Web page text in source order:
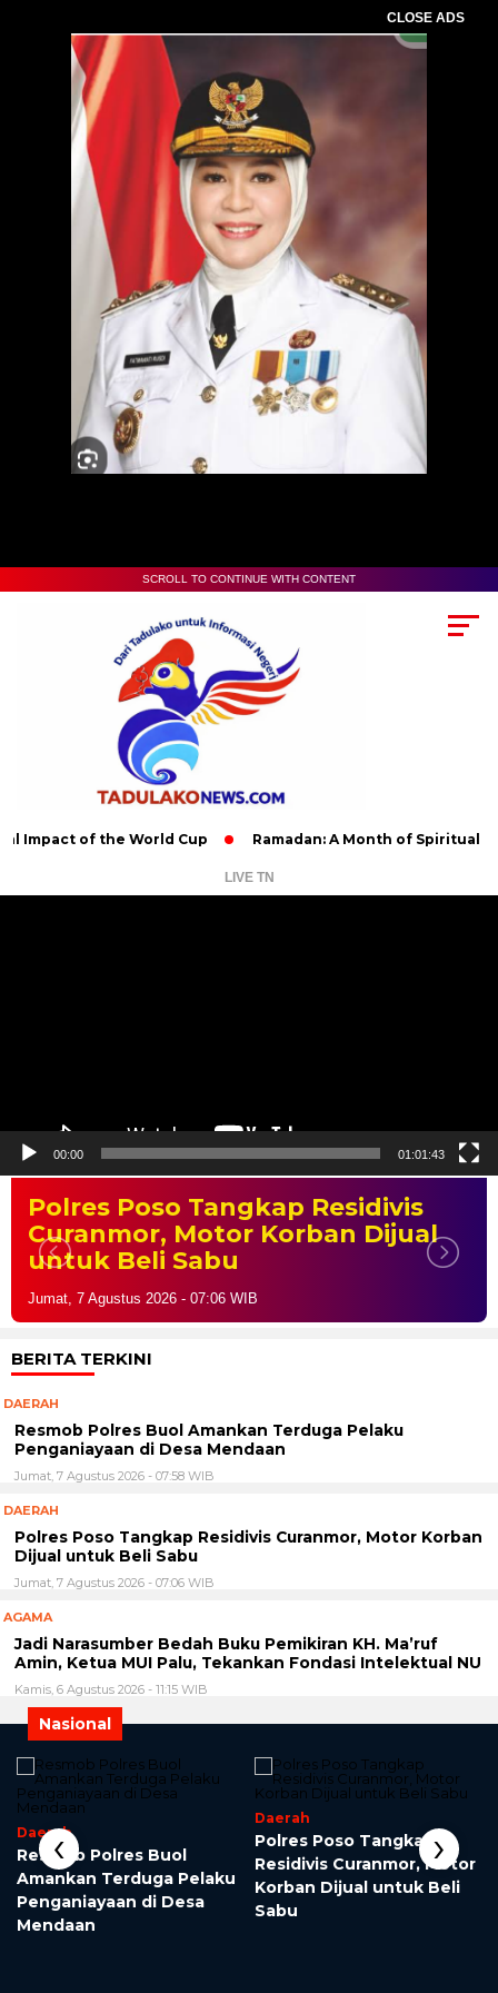
CLOSE ADS
SCROLL TO CONTINUE WITH CONTENT
of the World Cup Ramadan: A Month of Spiritual
LIVE TN
00:00 01:01:43
Polres Poso Tangkap Residivis
Curanmor, Motor Korban Dijual
untuk Beli Sabu
Jumat, 7 Agustus 2026 - 07:06 WIB
BERITA TERKINI
DAERAH
Resmob Polres Buol Amankan Terduga Pelaku
Penganiayaan di Desa Mendaan
Jumat, 7 Agustus 2026 - 07:58 WIB
DAERAH
Polres Poso Tangkap Residivis Curanmor, Motor Korban
Dijual untuk Beli Sabu
Jumat, 7 Agustus 2026 - 07:06 WIB
AGAMA
Jadi Narasumber Bedah Buku Pemikiran KH. Ma’ruf
Amin, Ketua MUI Palu, Tekankan Fondasi Intelektual NU
Kamis, 6 Agustus 2026 - 11:15 WIB
Nasional
Daerah
Resmob Polres Buol
Amankan Terduga Pelaku
Penganiayaan di Desa
Mendaan
Daerah
Polres Poso Tangkap
Residivis Curanmor, Motor
Korban Dijual untuk Beli
Sabu
‹ ›